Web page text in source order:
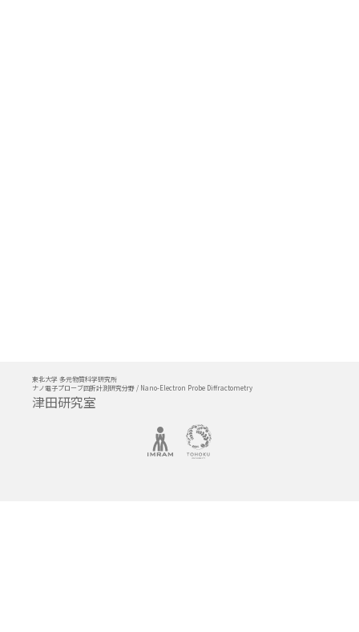
東北大学 多元物質科学研究所
ナノ電子プローブ回折計測研究分野 / Nano-Electron Probe Diffractometry
津田研究室